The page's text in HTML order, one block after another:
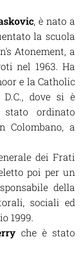
, è nato a
la scuola
Atonement, a
nel 1963. Ha
e la Catholic
dove si è
ordinato
Colombano, a
dei Frati
poi per un
della
sociali ed
1999.
che è stato